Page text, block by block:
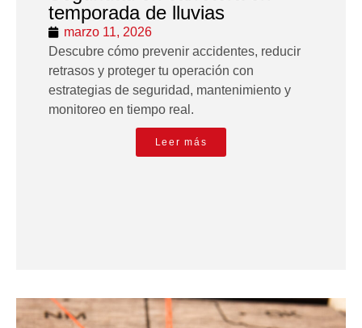
temporada de lluvias
marzo 11, 2026
Descubre cómo prevenir accidentes, reducir
retrasos y proteger tu operación con
estrategias de seguridad, mantenimiento y
monitoreo en tiempo real.
Leer más